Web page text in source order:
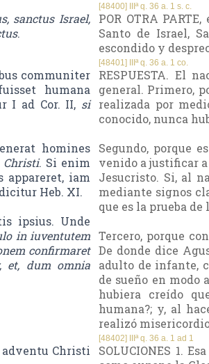
sanctus Israel,
.
[48400] IIIª q. 36 a. 1 s. c.
POR OTRA
Santo de Israel,
escondido y
communiter
humana
I ad Cor. II, si
homines
Christi. Si enim
appareret, iam
Heb. XI.
ipsius. Unde
in iuventutem
confirmaret
et, dum omnia
[48401] IIIª q. 36 a. 1 co.
RESPUESTA. El
general. Primero,
realizada por
conocido, nunca
Segundo, porque
venido a justificar a
Jesucristo. Si, al
mediante signos
que es la prueba de
Tercero, porque
De donde dice
adulto de infante,
de sueño en modo
hubiera creído
humana?; y, al
realizó
Christi
[48402] IIIª q. 36 a. 1 ad 1
SOLUCIONES 1.